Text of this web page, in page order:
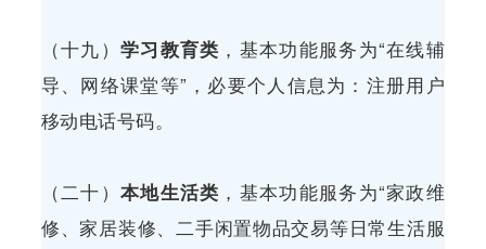
（十九）学习教育类 ，基本功能服务为“在线辅
导、网络课堂等”，必要个人信息为：注册用户
移动电话号码。
（二十）本地生活类 ，基本功能服务为“家政维
修、家居装修、二手闲置物品交易等日常生活服